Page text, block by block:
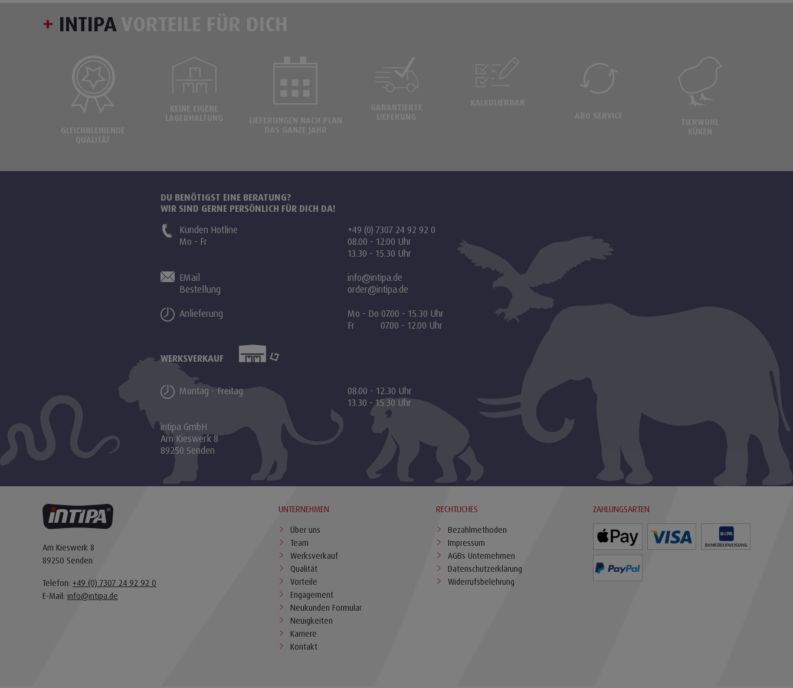
+ INTIPA
DU BENÖTIGST EINE BERATUNG?
WIR SIND GERNE PERSÖNLICH FÜR DICH DA!
Kunden Hotline
Mo - Fr
+49 (0) 7307 24 92 92 0
08.00 - 12.00 Uhr
13.30 - 15.30 Uhr
EMail
Bestellung
info@intipa.de
order@intipa.de
Anlieferung
Mo - Do 07.00 - 15.30 Uhr
Fr 07.00 - 12.00 Uhr
WERKSVERKAUF
Montag - Freitag
08.00 - 12.30 Uhr
13.30 - 15.30 Uhr
intipa GmbH
Am Kieswerk 8
89250 Senden
Am Kieswerk 8
89250 Senden
Telefon: +49 (0) 7307 24 92 92 0
E-Mail: info@intipa.de
UNTERNEHMEN
Über uns
Team
Werksverkauf
Qualität
Vorteile
Engagement
Neukunden Formular
Neuigkeiten
Karriere
Kontakt
RECHTLICHES
Bezahlmethoden
Impressum
AGBs Unternehmen
Datenschutzerklärung
Widerrufsbelehrung
ZAHLUNGSARTEN